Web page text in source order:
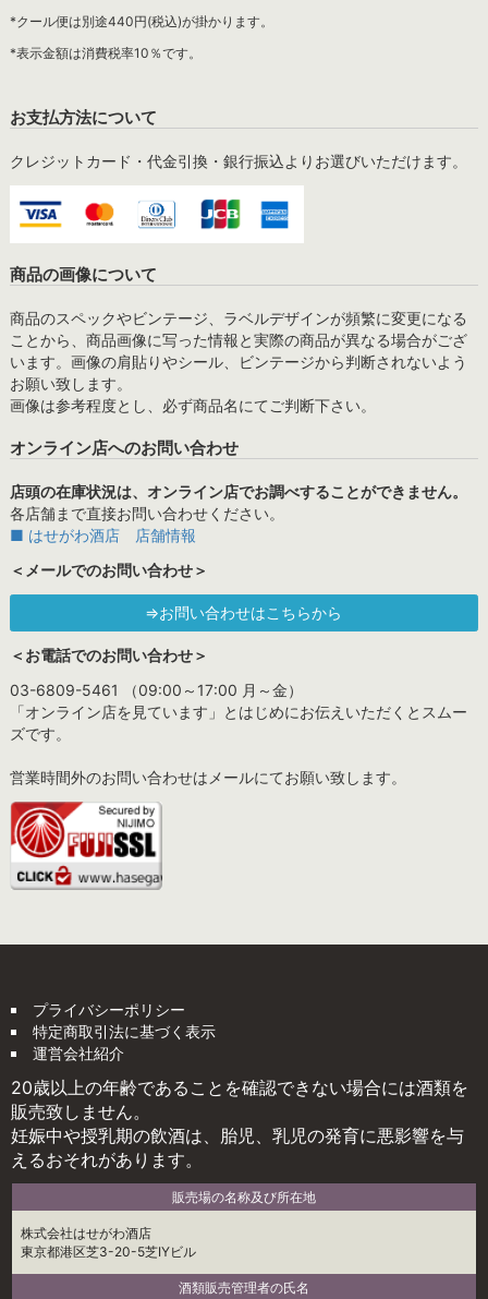
*クール便は別途440円(税込)が掛かります。
*表示金額は消費税率10％です。
お支払方法について
クレジットカード・代金引換・銀行振込よりお選びいただけます。
商品の画像について
商品のスペックやビンテージ、ラベルデザインが頻繁に変更になる
ことから、商品画像に写った情報と実際の商品が異なる場合がござ
います。画像の肩貼りやシール、ビンテージから判断されないよう
お願い致します。
画像は参考程度とし、必ず商品名にてご判断下さい。
オンライン店へのお問い合わせ
店頭の在庫状況は、オンライン店でお調べすることができません。
各店舗まで直接お問い合わせください。
■ はせがわ酒店 店舗情報
＜メールでのお問い合わせ＞
⇒お問い合わせはこちらから
＜お電話でのお問い合わせ＞
03-6809-5461 （09:00～17:00 月～金）
「オンライン店を見ています」とはじめにお伝えいただくとスムー
ズです。
営業時間外のお問い合わせはメールにてお願い致します。
プライバシーポリシー
特定商取引法に基づく表示
運営会社紹介
20歳以上の年齢であることを確認できない場合には酒類を
販売致しません。
妊娠中や授乳期の飲酒は、胎児、乳児の発育に悪影響を与
えるおそれがあります。
販売場の名称及び所在地
株式会社はせがわ酒店
東京都港区芝3-20-5芝IYビル
酒類販売管理者の氏名